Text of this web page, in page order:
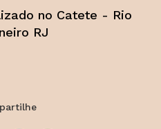
no Catete - Rio
RJ